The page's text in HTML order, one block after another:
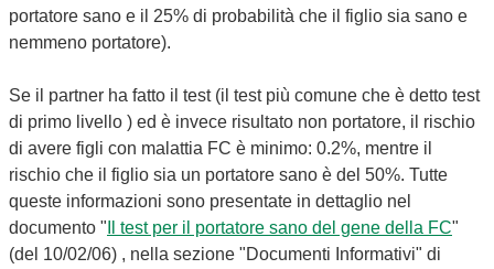
portatore sano e il 25% di probabilità che il figlio sia sano e
nemmeno portatore).
Se il partner ha fatto il test (il test più comune che è detto test
di primo livello ) ed è invece risultato non portatore, il rischio
di avere figli con malattia FC è minimo: 0.2%, mentre il
rischio che il figlio sia un portatore sano è del 50%. Tutte
queste informazioni sono presentate in dettaglio nel
documento " Il test per il portatore sano del gene della FC"
(del 10/02/06) , nella sezione "Documenti Informativi" di